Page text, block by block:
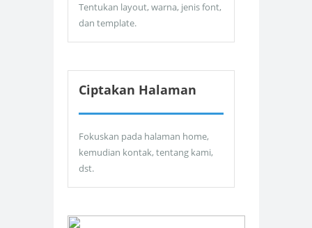
Tentukan layout, warna, jenis font,
dan template.
Ciptakan Halaman
Fokuskan pada halaman home,
kemudian kontak, tentang kami,
dst.